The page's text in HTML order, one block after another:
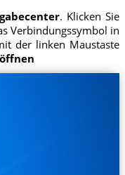
. Klicken Sie
Verbindungssymbol in
der linken Maustaste